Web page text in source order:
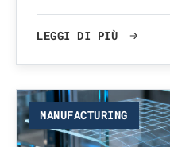
LEGGI DI PIÙ
MANUFACTURING